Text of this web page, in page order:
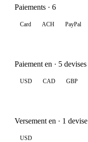
Paiements · 6
Card ACH PayPal
Paiement en · 5 devises
USD CAD GBP
Versement en · 1 devise
USD